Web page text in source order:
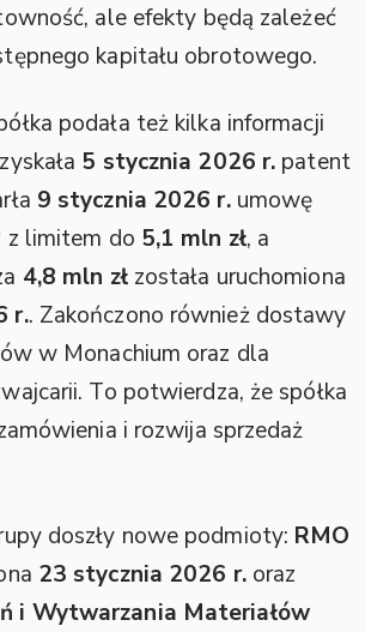
ale efekty będą zależeć
kapitału obrotowego.
podała też kilka informacji
5 stycznia 2026 r. patent
9 stycznia 2026 r.umowę
z limitem do 5,1 mln zł, a
4,8 mln złzostała uruchomiona
r.. Zakończono również dostawy
w Monachium oraz dla
To potwierdza, że spółka
i rozwija sprzedaż
doszły nowe podmioty: RMO
23 stycznia 2026 r.oraz
i Wytwarzania Materiałów